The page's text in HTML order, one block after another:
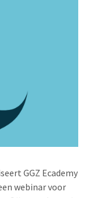
GGZ Ecademy
webinar voor